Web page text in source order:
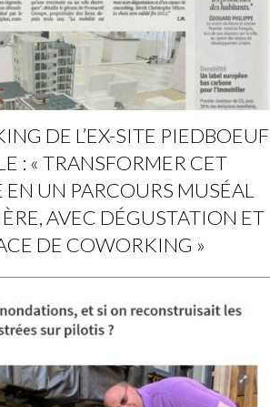
DE L’EX-SITE PIEDBOEUF
: « TRANSFORMER CET
UN PARCOURS MUSÉAL
AVEC DÉGUSTATION ET
DE COWORKING »